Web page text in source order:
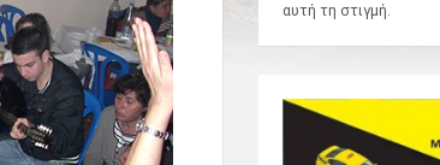
αυτή τη στιγμή.